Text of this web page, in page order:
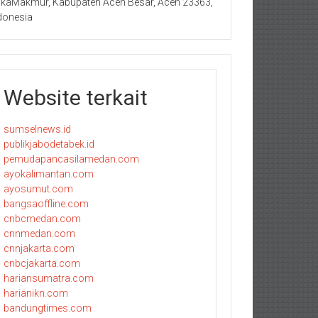
Website terkait
sumselnews.id
publikjabodetabek.id
pemudapancasilamedan.com
ayokalimantan.com
ayosumut.com
bangsaoffline.com
cnbcmedan.com
cnnmedan.com
cnnjakarta.com
cnbcjakarta.com
hariansumatra.com
harianikn.com
bandungtimes.com